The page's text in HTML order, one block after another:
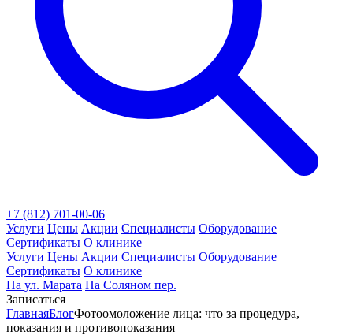
+7 (812) 701-00-06
Услуги Цены Акции Специалисты Оборудование
Сертификаты О клинике
Услуги Цены Акции Специалисты Оборудование
Сертификаты О клинике
На ул. Марата На Соляном пер.
Записаться
ГлавнаяБлогФотоомоложение лица: что за процедура,
показания и противопоказания